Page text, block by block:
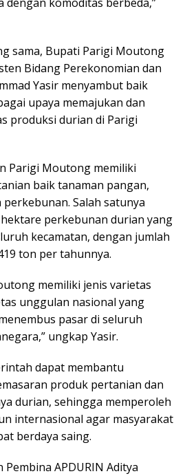
sama, Bupati Parigi Moutong
Bidang Perekonomian dan
Yasir menyambut baik
upaya memajukan dan
produksi durian di Parigi
Parigi Moutong memiliki
baik tanaman pangan,
Salah satunya
perkebunan durian yang
kecamatan, dengan jumlah
ton per tahunnya.
memiliki jenis varietas
unggulan nasional yang
pasar di seluruh
ungkap Yasir.
dapat membantu
produk pertanian dan
durian, sehingga memperoleh
internasional agar masyarakat
berdaya saing.
APDURIN Aditya